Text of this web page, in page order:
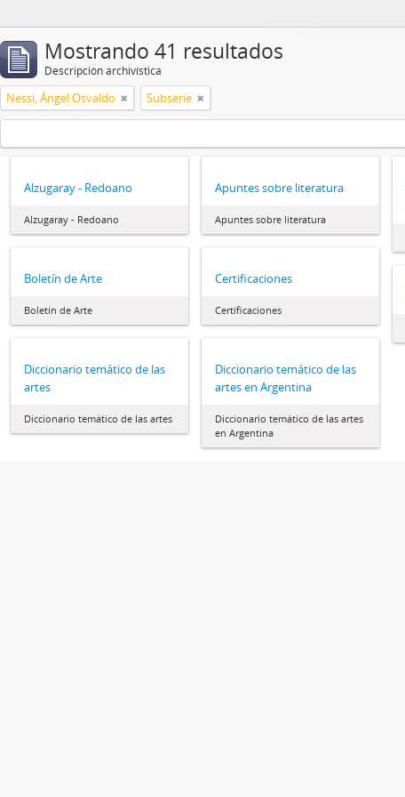
Mostrando 41 resultados
Descripción archivística
Nessi, Ángel Osvaldo Subserie
Alzugaray - Redoano
Alzugaray - Redoano
Apuntes sobre literatura
Apuntes sobre literatura
Boletín de Arte
Boletín de Arte
Certificaciones
Certificaciones
Diccionario temático de las
artes
Diccionario temático de las artes
Diccionario temático de las
artes en Argentina
Diccionario temático de las artes
en Argentina